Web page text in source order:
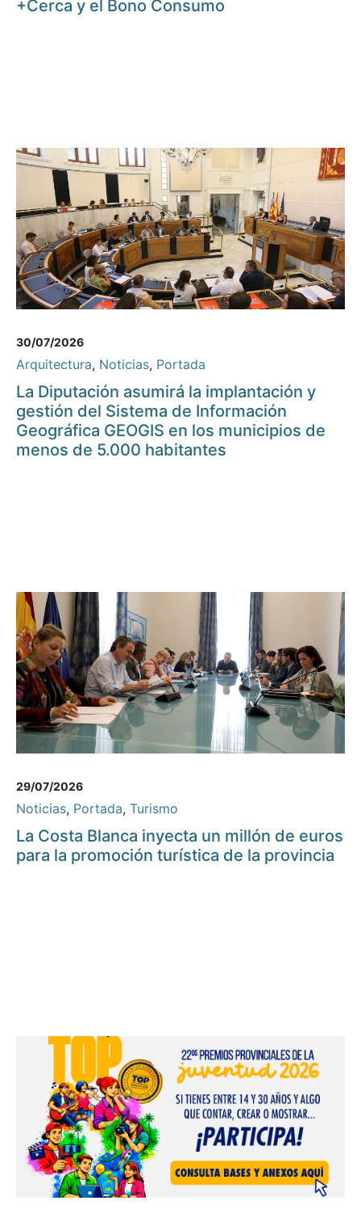
+Cerca y el Bono Consumo
30/07/2026
Arquitectura, Noticias, Portada
La Diputación asumirá la implantación y
gestión del Sistema de Información
Geográfica GEOGIS en los municipios de
menos de 5.000 habitantes
29/07/2026
Noticias, Portada, Turismo
La Costa Blanca inyecta un millón de euros
para la promoción turística de la provincia